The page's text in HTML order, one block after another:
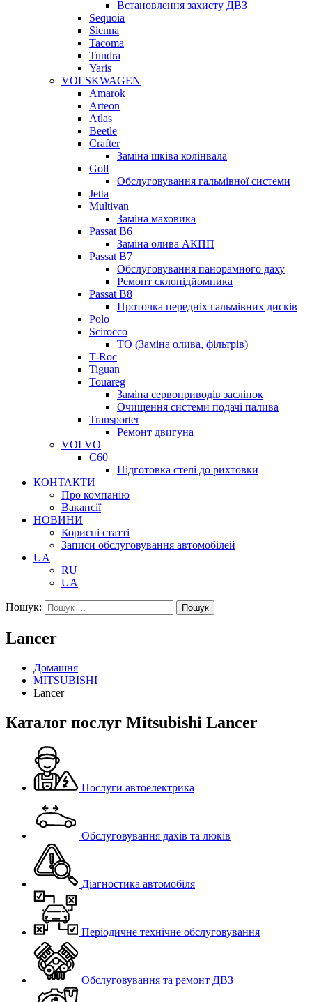
Встановлення захисту ДВЗ
Sequoia
Sienna
Tacoma
Tundra
Yaris
VOLSKWAGEN
Amarok
Arteon
Atlas
Beetle
Crafter
Заміна шківа колінвала
Golf
Обслуговування гальмівної системи
Jetta
Multivan
Заміна маховика
Passat B6
Заміна олива АКПП
Passat B7
Обслуговування панорамного даху
Ремонт склопідйомника
Passat B8
Проточка передніх гальмівних дисків
Polo
Scirocco
ТО (Заміна олива, фільтрів)
T-Roc
Tiguan
Touareg
Заміна сервоприводів заслінок
Очищення системи подачі палива
Transporter
Ремонт двигуна
VOLVO
C60
Підготовка стелі до рихтовки
КОНТАКТИ
Про компанію
Вакансії
НОВИНИ
Корисні статті
Записи обслуговування автомобілей
UA
RU
UA
Пошук: Пошук
Lancer
Домашня
MITSUBISHI
Lancer
Каталог послуг Mitsubishi Lancer
Послуги автоелектрика
Обслуговування дахів та люків
Діагностика автомобіля
Періодичне технічне обслуговування
Обслуговування та ремонт ДВЗ